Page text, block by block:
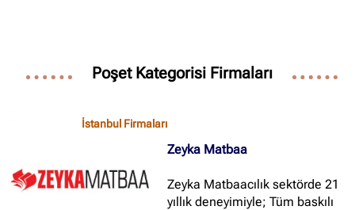
Poşet Kategorisi Firmaları
İstanbul Firmaları
Zeyka Matbaa
Zeyka Matbaacılık sektörde 21
yıllık deneyimiyle; Tüm baskılı
Ankara Firmaları (672)
İzmir Firmaları